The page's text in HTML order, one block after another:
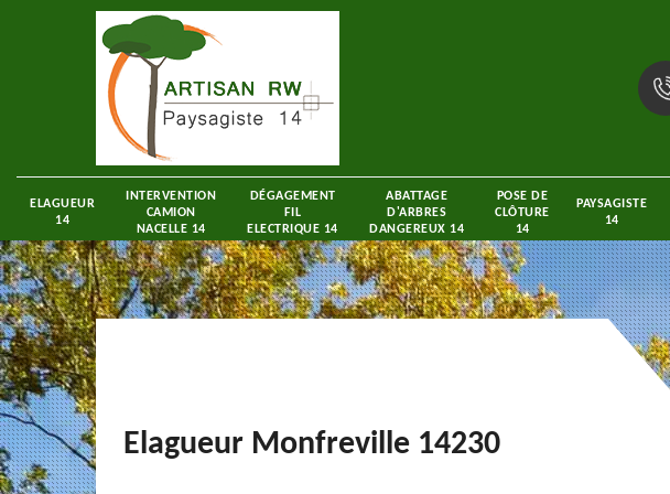
ELAGUEUR
14
INTERVENTION
CAMION
NACELLE 14
DÉGAGEMENT
FIL
ELECTRIQUE 14
ABATTAGE
D'ARBRES
DANGEREUX 14
POSE DE
CLÔTURE
14
PAYSAGISTE
14
Elagueur Monfreville 14230